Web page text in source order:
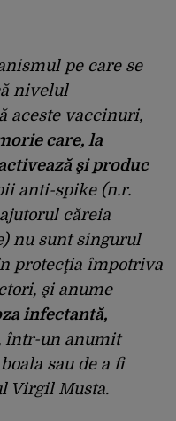
pe care se
nivelul
aceste vaccinuri,
care, la
şi produc
anti-spike (n.r.
căreia
nu sunt singurul
protecţia împotriva
şi anume
infectantă,
într-un anumit
sau de a fi
Virgil Musta.